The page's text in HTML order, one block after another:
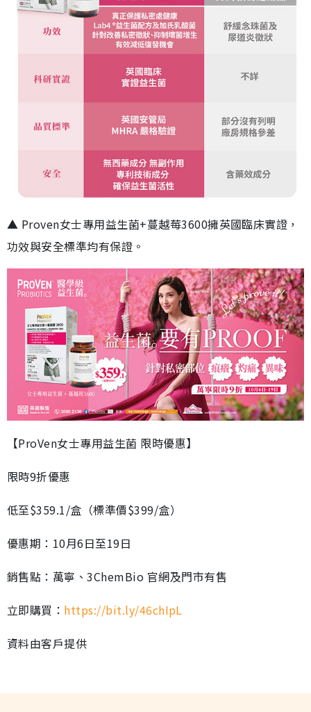
▲ Proven女士專用益生菌+蔓越莓3600擁英國臨床實證，
功效與安全標準均有保證。
【ProVen女士專用益生菌 限時優惠】
限時9折優惠
低至$359.1/盒（標準價$399/盒）
優惠期：10月6日至19日
銷售點：萬寧、3ChemBio 官網及門市有售
立即購買： https://bit.ly/46chIpL
資料由客戶提供